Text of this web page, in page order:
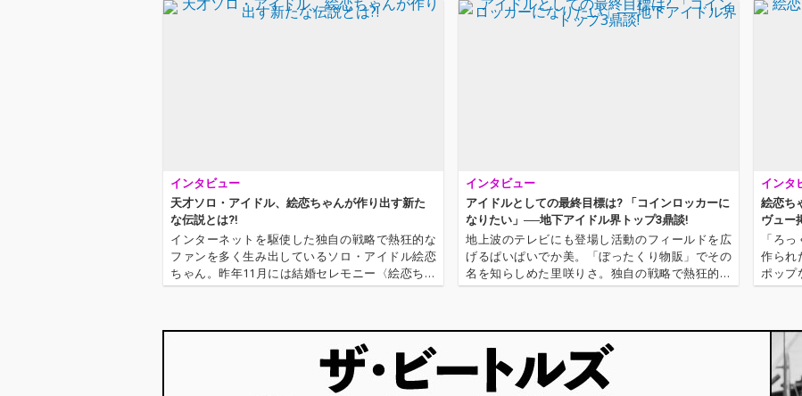
インタビュー
天才ソロ・アイドル、絵恋ちゃんが作り出す新た
な伝説とは?!
インターネットを駆使した独自の戦略で熱狂的な
ファンを多く生み出しているソロ・アイドル絵恋
ちゃん。昨年11月には結婚セレモニー〈絵恋ちゃ
んと結婚しないとナイト〉を開催し、32人のオタ
インタビュー
アイドルとしての最終目標は? 「コインロッカーに
なりたい」──地下アイドル界トップ3鼎談!
地上波のテレビにも登場し活動のフィールドを広
げるぱいぱいでか美。「ぼったくり物販」でその
名を知らしめた里咲りさ。独自の戦略で熱狂的な
ファンを多く生み出し続ける絵恋ちゃん。強い個
インタ
絵恋ち
ヴュー
「ろ
作られ
ポップ
ト、絵